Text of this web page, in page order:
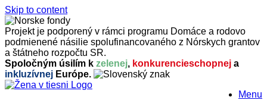
Skip to content
Projekt je podporený v rámci programu Domáce a rodovo
podmienené násilie spolufinancovaného z Nórskych grantov
a štátneho rozpočtu SR.
Spoločným úsilím k zelenej, konkurencieschopnej a
inkluzívnej Európe.
Menu